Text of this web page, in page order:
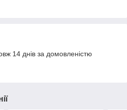
14 днів за домовленістю